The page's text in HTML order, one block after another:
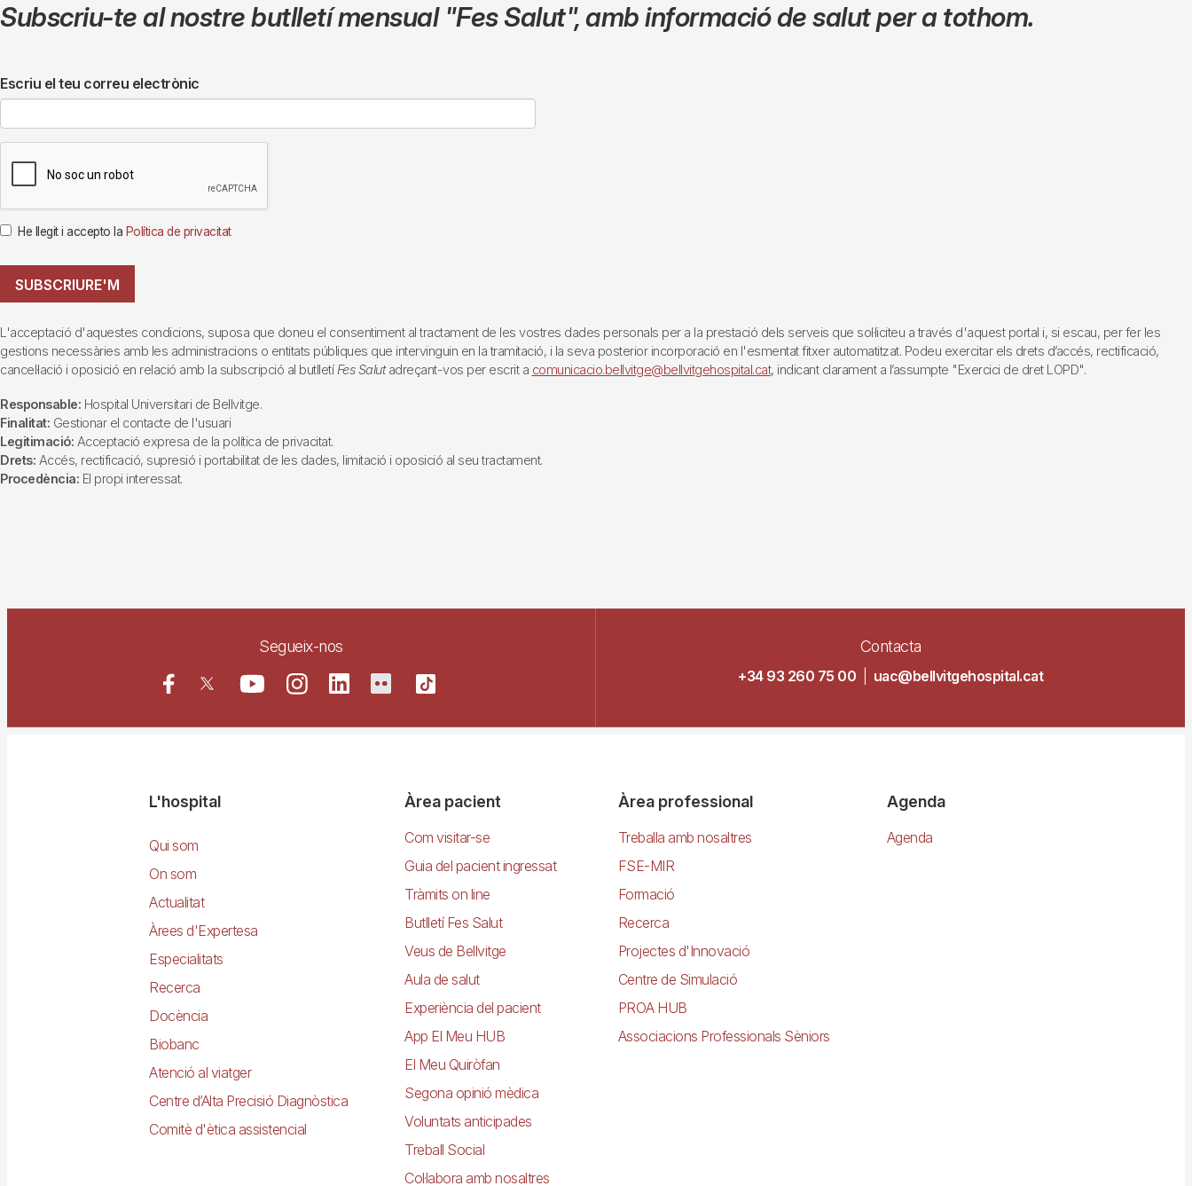
Subscriu-te al nostre butlletí mensual "Fes Salut",amb informació de salut per a tothom.
Escriu el teu correu electrònic
He llegit i accepto la Política de privacitat
SUBSCRIURE'M
L'acceptació d'aquestes condicions, suposa que doneu el consentiment al tractament de les vostres dades personals per a la prestació dels serveis que sol·liciteu a través d'aquest portal i, si escau, per fer les
gestions necessàries amb les administracions o entitats públiques que intervinguin en la tramitació, i la seva posterior incorporació en l'esmentat fitxer automatitzat. Podeu exercitar els drets d’accés, rectificació,
cancel·lació i oposició en relació amb la subscripció al butlletí Fes Salutadreçant-vos per escrit a comunicacio.bellvitge@bellvitgehospital.cat, indicant clarament a l’assumpte "Exercici de dret LOPD".
Responsable: Hospital Universitari de Bellvitge.
Finalitat: Gestionar el contacte de l'usuari
Legitimació: Acceptació expresa de la política de privacitat.
Drets: Accés, rectificació, supresió i portabilitat de les dades, limitació i oposició al seu tractament.
Procedència: El propi interessat.
Segueix-nos Contacta
+34 93 260 75 00 uac@bellvitgehospital.cat
NavegacióL'hospital
Qui som
On som
Actualitat
Àrees d'Expertesa
Especialitats
Recerca
Docència
Biobanc
Atenció al viatger
Centre d’Alta Precisió Diagnòstica
Comitè d'ètica assistencial
Àrea pacient
Com visitar-se
Guia del pacient ingressat
Tràmits on line
Butlletí Fes Salut
Veus de Bellvitge
Aula de salut
Experiència del pacient
App El Meu HUB
El Meu Quiròfan
Segona opinió mèdica
Voluntats anticipades
Treball Social
Col·labora amb nosaltres
Àrea professional
Treballa amb nosaltres
FSE-MIR
Formació
Recerca
Projectes d'Innovació
Centre de Simulació
PROA HUB
Associacions Professionals Sèniors
Agenda
Agenda